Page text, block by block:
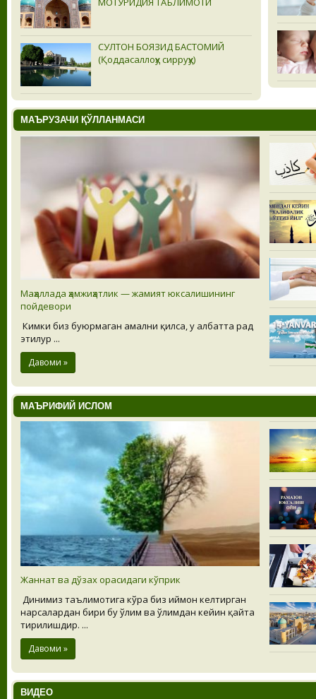
СУЛТОН БОЯЗИД БAСТОМИЙ
(Қоддасаллоҳу сирруҳу)
МАЪРУЗАЧИ ҚЎЛЛАНМАСИ
Маҳаллада ҳамжиҳатлик — жамият юксалишининг
пойдевори
Кимки биз буюрмаган амални қилса, у албатта рад
этилур ...
Давоми »
МАЪРИФИЙ ИСЛОМ
Жаннат ва дўзах орасидаги кўприк
Динимиз таълимотига кўра биз иймон келтирган
нарсалардан бири бу ўлим ва ўлимдан кейин қайта
тирилишдир. ...
Давоми »
ВИДЕО